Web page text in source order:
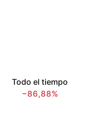
Todo el tiempo
−86,88%